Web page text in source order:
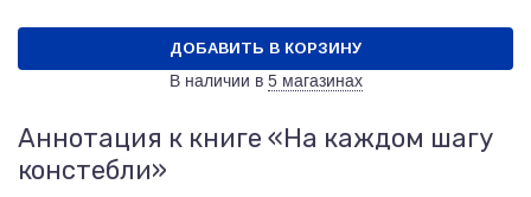
ДОБАВИТЬ В КОРЗИНУ
В наличии в 5 магазинах
Аннотация к книге «На каждом шагу
констебли»